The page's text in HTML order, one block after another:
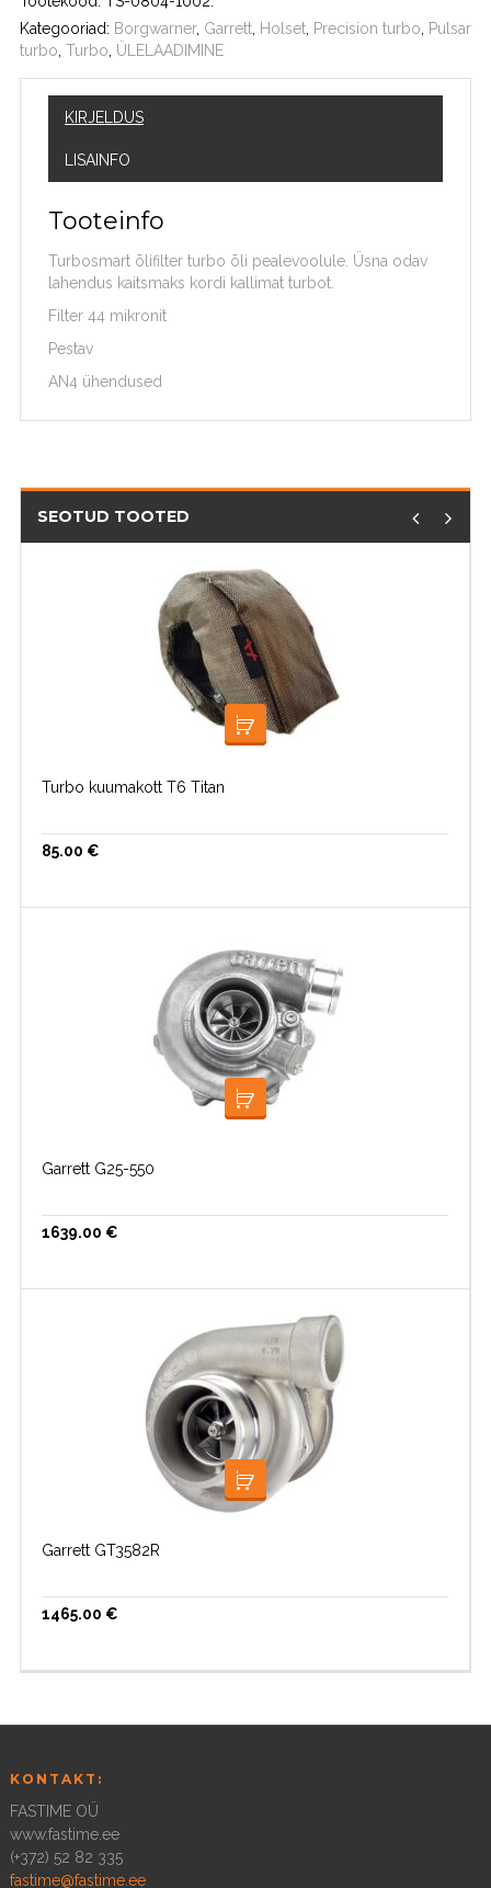
Kategooriad: Borgwarner, Garrett Holset Precision turbo
Pulsar
turbo Turbo ÜLELAADIMINE
KIRJELDUS
LISAINFO
Tooteinfo
Turbosmart õlifilter turbo õli pealevoolule. Üsna odav
lahendus kaitsmaks kordi kallimat turbot.
Filter 44 mikronit
Pestav
AN4 ühendused
SEOTUD TOOTED
LISA KORVI
Turbo kuumakott T6 Titan
85.00 €
LISA KORVI
Garrett G25-550
1639.00 €
LISA KORVI
Garrett GT3582R
1465.00 €
KONTAKT:
FASTIME OÜ
www.fastime.ee
(+372) 52 82 335
fastime@fastime.ee